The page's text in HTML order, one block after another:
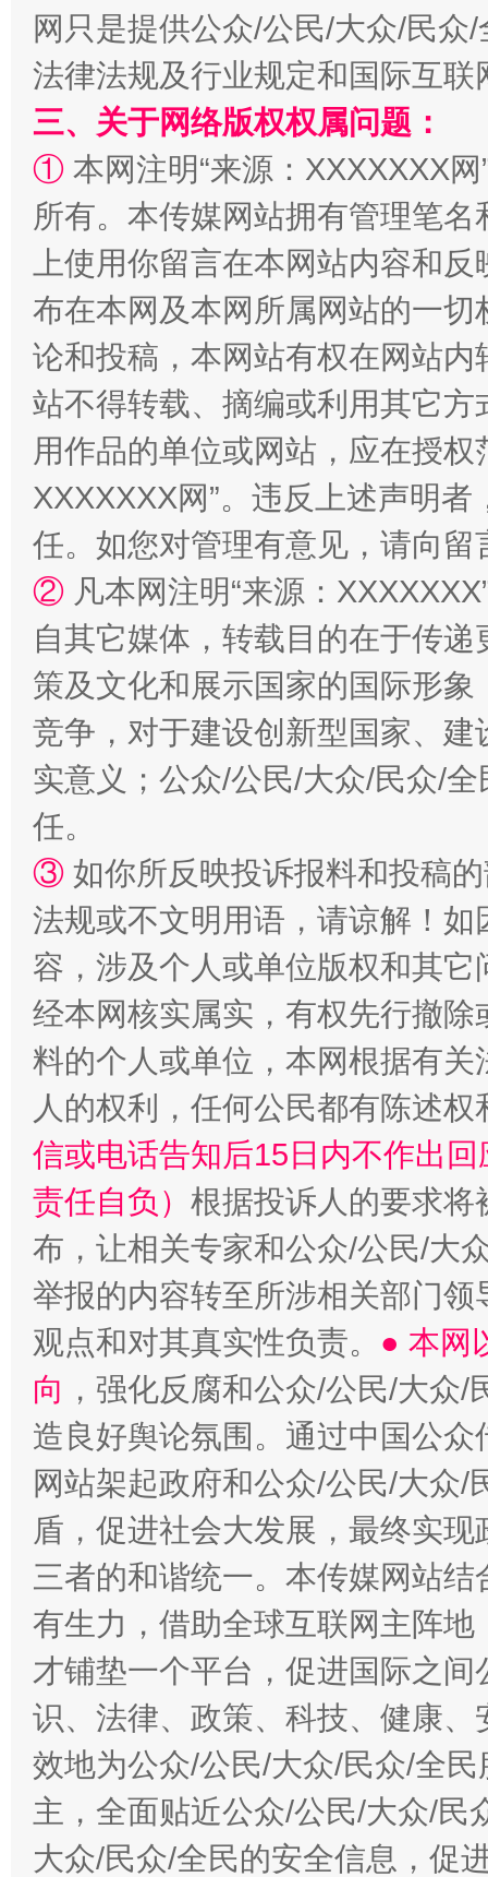
“蜀中异人”王建安的艺术幻境
网只是提供公众/公民/大众/民
法律法规及行业规定和国际互
三、关于网络版权权属问题：
① 本网注明“来源：XXXXXXX
所有。本传媒网站拥有管理笔
上使用你留言在本网站内容和
布在本网及本网所属网站的一
论和投稿，本网站有权在网站
站不得转载、摘编或利用其它
用作品的单位或网站，应在授
XXXXXXX网”。违反上述声明
任。如您对管理有意见，请向
② 凡本网注明“来源：
自其它媒体，转载目的在于传
策及文化和展示国家的国际形
竞争，对于建设创新型国家、
实意义；公众/公民/大众/民众/
任。
③ 如你所反映投诉报料和投稿
法规或不文明用语，请谅解！
容，涉及个人或单位版权和其它
经本网核实属实，有权先行撤
料的个人或单位，本网根据有
人的权利，任何公民都有陈述
信或电话告知后15日内不作出
责任自负） 根据投诉人的要求将
布，让相关专家和公众/公民/大
举报的内容转至所涉相关部门
观点和对其真实性负责。 ● 本网
向 ，强化反腐和公众/公民/大众
造良好舆论氛围。通过中国公
网站架起政府和公众/公民/大众
盾，促进社会大发展，最终实
三者的和谐统一。本传媒网站
有生力，借助全球互联网主阵
才铺垫一个平台，促进国际之
识、法律、政策、科技、健康
效地为公众/公民/大众/民众/全
主，全面贴近公众/公民/大众/民
大众/民众/全民的安全信息，促